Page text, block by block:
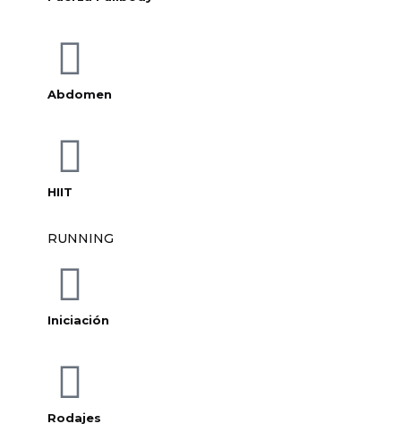
Abdomen
HIIT
RUNNING
Iniciación
Rodajes